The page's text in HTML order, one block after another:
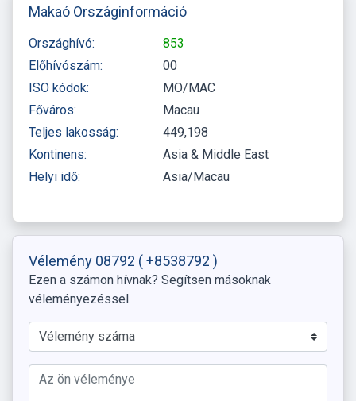
Makaó Országinformáció
Országhívó:
853
Előhívószám:
00
ISO kódok:
MO/MAC
Főváros:
Macau
Teljes lakosság:
449,198
Kontinens:
Asia & Middle East
Helyi idő:
Asia/Macau
Vélemény 08792 ( +8538792 )
Ezen a számon hívnak? Segítsen másoknak
véleményezéssel.